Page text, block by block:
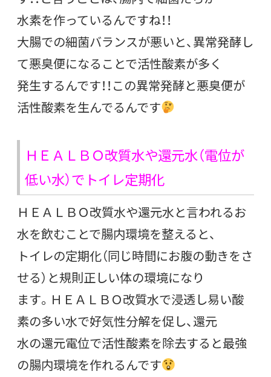
水素を作っているんですね！！
大腸での細菌バランスが悪いと、異常発酵し
て悪臭便になることで活性酸素が多く
発生するんです！！この異常発酵と悪臭便が
活性酸素を生んでるんです
ＨＥＡＬＢＯ改質水や還元水（電位が
低い水）でトイレ定期化
ＨＥＡＬＢＯ改質水や還元水と言われるお
水を飲むことで腸内環境を整えると、
トイレの定期化（同じ時間にお腹の動きをさ
せる）と規則正しい体の環境になり
ます。ＨＥＡＬＢＯ改質水で浸透し易い酸
素の多い水で好気性分解を促し、還元
水の還元電位で活性酸素を除去すると最強
の腸内環境を作れるんです